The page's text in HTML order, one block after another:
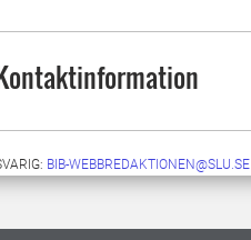
BIB-WEBBREDAKTIONEN@SLU.SE